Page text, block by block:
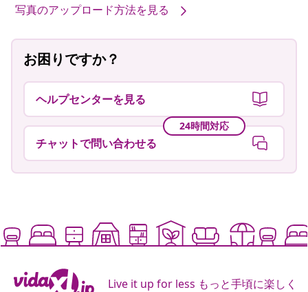
写真のアップロード方法を見る
お困りですか？
ヘルプセンターを見る
24時間対応
チャットで問い合わせる
Live it up for less もっと手頃に楽しく